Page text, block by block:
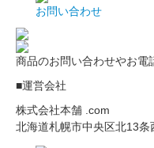
お問い合わせ
商品のお問い合わせやお電
■運営会社
株式会社本舗 .com
北海道札幌市中央区北13